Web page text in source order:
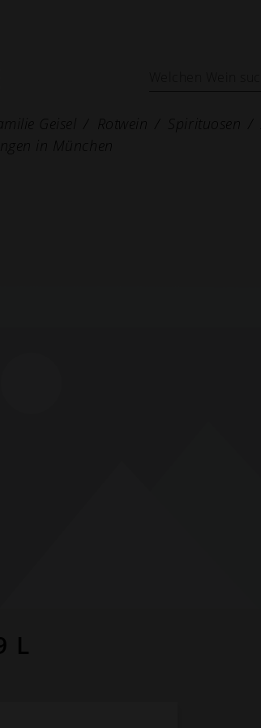
Geisel Rotwein Spirituosen
in München
L